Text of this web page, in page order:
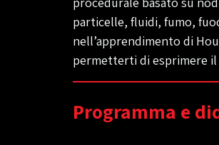
particelle, fluidi, fumo,
nell’apprendimento di
permetterti di esprimere il
Programma e